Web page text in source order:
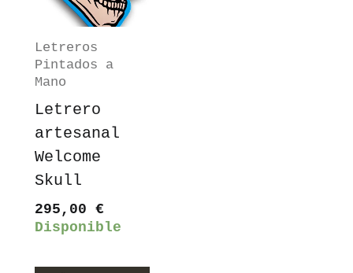
Letreros
Pintados a
Mano
Letrero
artesanal
Welcome
Skull
295,00 €
Disponible